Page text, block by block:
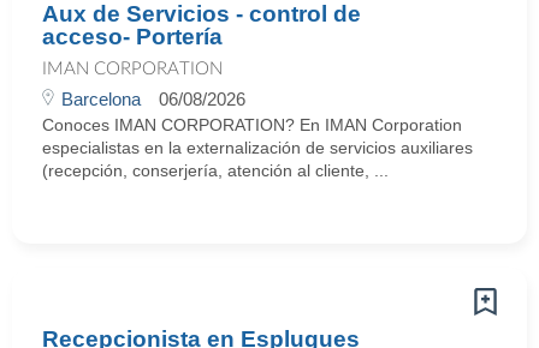
Aux de Servicios - control de
acceso- Portería
IMAN CORPORATION
Barcelona 06/08/2026
Conoces IMAN CORPORATION? En IMAN Corporation
especialistas en la externalización de servicios auxiliares
(recepción, conserjería, atención al cliente, ...
Recepcionista en Esplugues